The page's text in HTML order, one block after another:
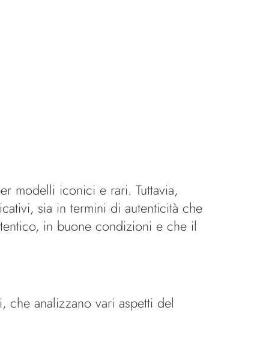
modelli iconici e rari. Tuttavia,
sia in termini di autenticità che
in buone condizioni e che il
analizzano vari aspetti del